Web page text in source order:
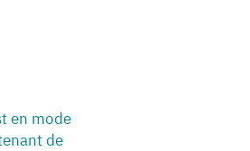
en mode
de